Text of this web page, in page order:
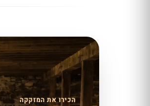
הכירו את המזקקה